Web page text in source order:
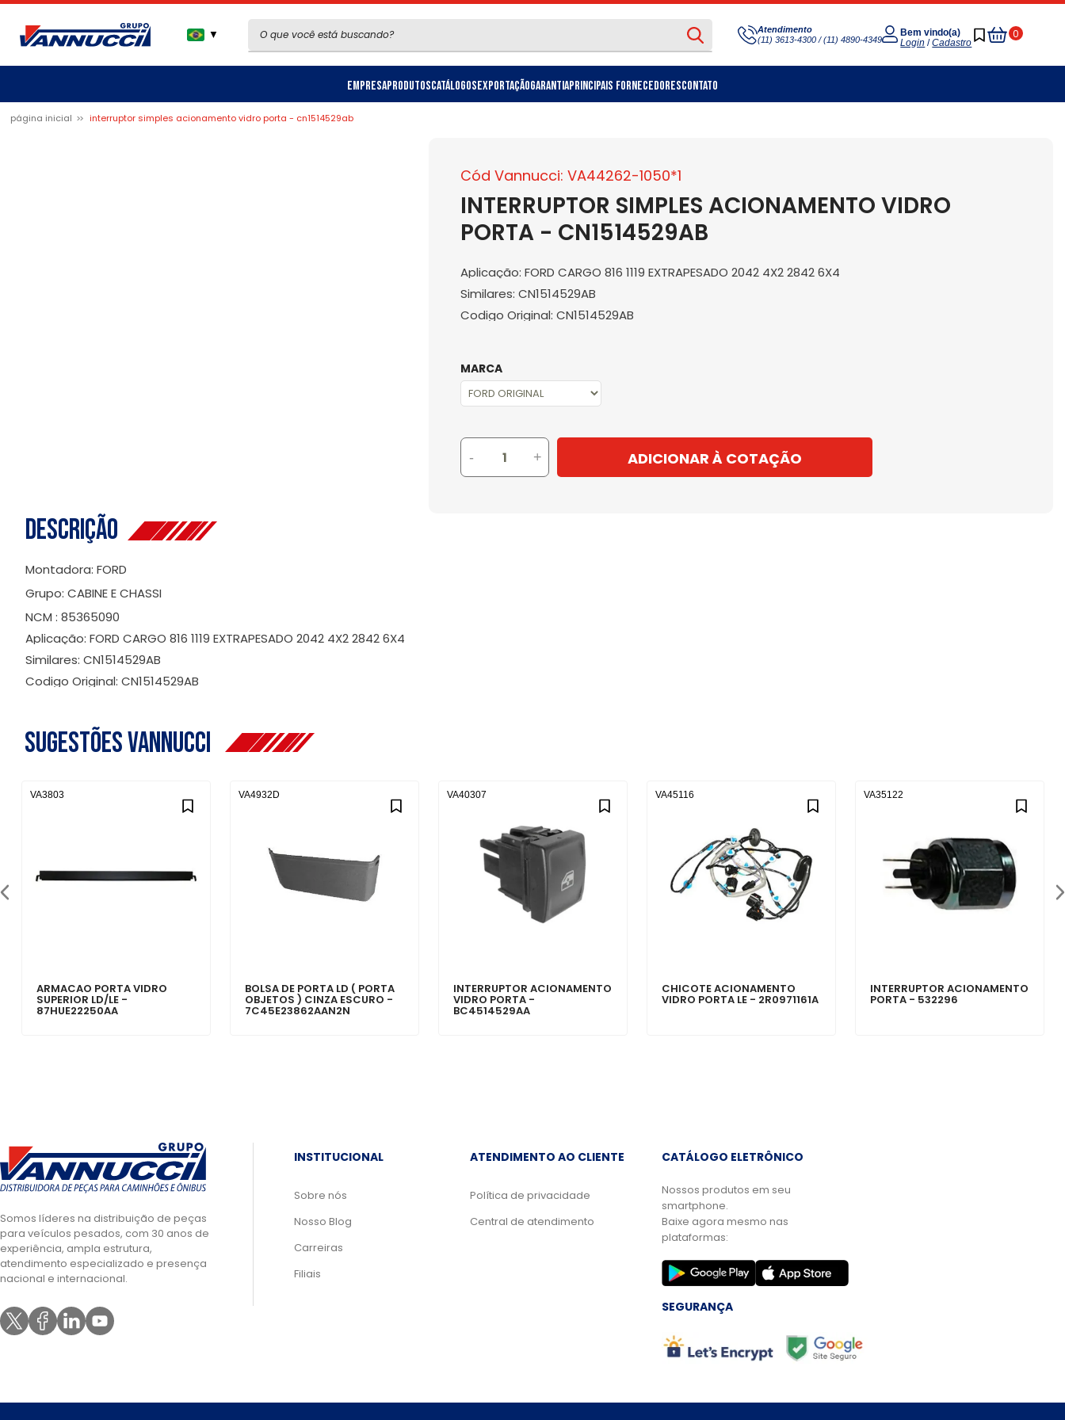
▼
Atendimento
(11) 3613-4300 / (11) 4890-4349
Bem vindo(a)
Login /Cadastro
0
Meu
Carrinho
EmpresaProdutosCatálogosExportaçãoGarantiaPrincipais FornecedoresContato
página inicial interruptor simples acionamento vidro porta - cn1514529ab
Cód Vannucci: VA44262-1050*1
INTERRUPTOR SIMPLES ACIONAMENTO VIDRO
PORTA - CN1514529AB
Aplicação: FORD CARGO 816 1119 EXTRAPESADO 2042 4X2 2842 6X4
Similares: CN1514529AB
Codigo Original: CN1514529AB
MARCA
- + ADICIONAR À COTAÇÃO
Descrição
Montadora: FORD
Grupo: CABINE E CHASSI
NCM : 85365090
Aplicação: FORD CARGO 816 1119 EXTRAPESADO 2042 4X2 2842 6X4
Similares: CN1514529AB
Codigo Original: CN1514529AB
Sugestões Vannucci
ARMACAO PORTA VIDRO
SUPERIOR LD/LE -
87HUE22250AA
VA3803
BOLSA DE PORTA LD ( PORTA
OBJETOS ) CINZA ESCURO -
7C45E23862AAN2N
VA4932D
INTERRUPTOR ACIONAMENTO
VIDRO PORTA -
BC4514529AA
VA40307
CHICOTE ACIONAMENTO
VIDRO PORTA LE - 2R0971161A
VA45116
INTERRUPTOR ACIONAMENTO
PORTA - 532296
VA35122
Somos líderes na distribuição de peças
para veículos pesados, com 30 anos de
experiência, ampla estrutura,
atendimento especializado e presença
nacional e internacional.
INSTITUCIONAL
Sobre nós
Nosso Blog
Carreiras
Filiais
ATENDIMENTO AO CLIENTE
Política de privacidade
Central de atendimento
CATÁLOGO ELETRÔNICO
Nossos produtos em seu
smartphone.
Baixe agora mesmo nas
plataformas:
SEGURANÇA